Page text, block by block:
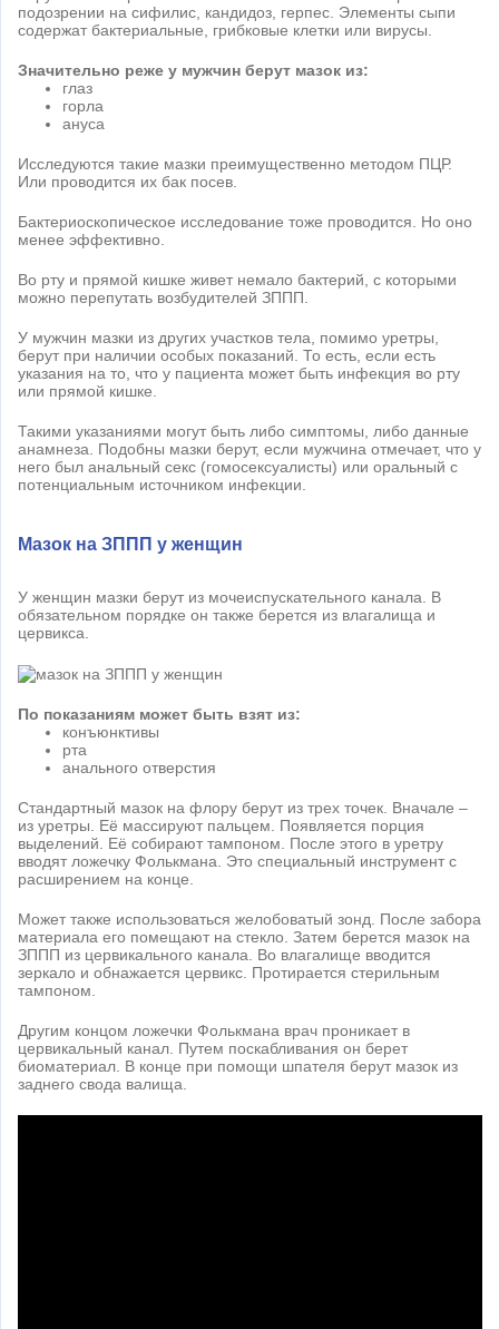
подозрении на сифилис, кандидоз, герпес. Элементы сыпи
содержат бактериальные, грибковые клетки или вирусы.
Значительно реже у мужчин берут мазок из:
глаз
горла
ануса
Исследуются такие мазки преимущественно методом ПЦР.
Или проводится их бак посев.
Бактериоскопическое исследование тоже проводится. Но оно
менее эффективно.
Во рту и прямой кишке живет немало бактерий, с которыми
можно перепутать возбудителей ЗППП.
У мужчин мазки из других участков тела, помимо уретры,
берут при наличии особых показаний. То есть, если есть
указания на то, что у пациента может быть инфекция во рту
или прямой кишке.
Такими указаниями могут быть либо симптомы, либо данные
анамнеза. Подобны мазки берут, если мужчина отмечает, что у
него был анальный секс (гомосексуалисты) или оральный с
потенциальным источником инфекции.
Мазок на ЗППП у женщин
У женщин мазки берут из мочеиспускательного канала. В
обязательном порядке он также берется из влагалища и
цервикса.
По показаниям может быть взят из:
конъюнктивы
рта
анального отверстия
Стандартный мазок на флору берут из трех точек. Вначале –
из уретры. Её массируют пальцем. Появляется порция
выделений. Её собирают тампоном. После этого в уретру
вводят ложечку Фолькмана. Это специальный инструмент с
расширением на конце.
Может также использоваться желобоватый зонд. После забора
материала его помещают на стекло. Затем берется мазок на
ЗППП из цервикального канала. Во влагалище вводится
зеркало и обнажается цервикс. Протирается стерильным
тампоном.
Другим концом ложечки Фолькмана врач проникает в
цервикальный канал. Путем поскабливания он берет
биоматериал. В конце при помощи шпателя берут мазок из
заднего свода валища.